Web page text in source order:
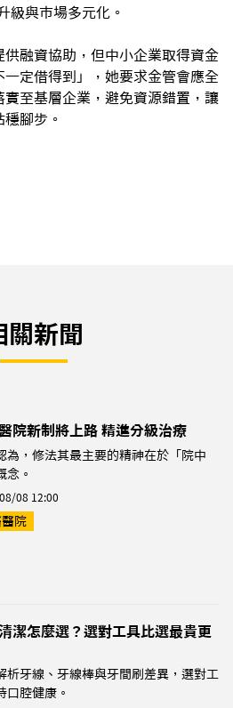
級與市場多元化。
供融資協助，但中小企業取得資金
定借得到」，她要求金管會應全
至基層企業，避免資源錯置，讓
腳步。
關新聞
院新制將上路 精進分級治療
為，修法其最主要的精神在於「院中
念。
08 12:00
院
潔怎麼選？選對工具比選最貴更
析牙線、牙線棒與牙間刷差異，選對工
口腔健康。